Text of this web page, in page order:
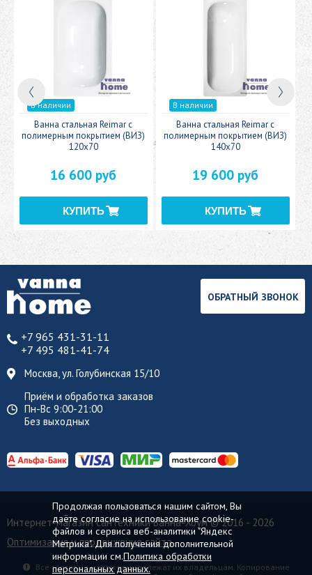
В наличии
Ванна стальная Reimar с
полимерным покрытием (ВИЗ)
120x70
16 600 руб
В наличии
Ванна стальная Reimar с
полимерным покрытием (ВИЗ)
140x70
19 600 руб
+7 965 431-31-11
+7 495 481-41-74
Москва, ул. Голубинская 15/10
Приём и обработка заказов
Пн-Вс 9:00-21:00
Без выходных
ОБРАТНЫЙ ЗВОНОК
Интернет-магазин сантехники Ванна-Хоум© 2016 - 2026
Оптимизация и продвижение сайта
Все торговые марки принадлежат их владельцам. Копирование
Продолжая пользоваться нашим сайтом, Вы
даёте согласие на использование cookie-
файлов и сервиса веб-аналитики "Яндекс
Метрика". Для получения дополнительной
информации см.Политика обработки
персональных данных.